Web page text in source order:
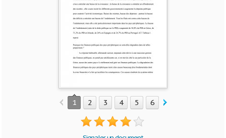
1 2 3 4 5 6